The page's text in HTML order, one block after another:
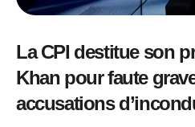
La CPI destitue son
Khan pour faute
accusations